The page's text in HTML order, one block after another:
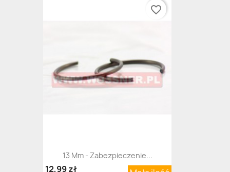
13 Mm - Zabezpieczenie...
12,99 zł
favorite_border